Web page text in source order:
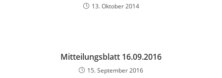
13. Oktober 2014
Mitteilungsblatt 16.09.2016
15. September 2016